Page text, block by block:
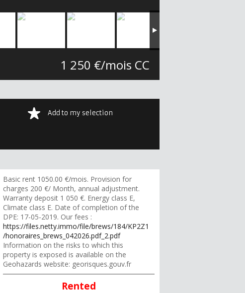
1 250 €/mois CC
Add to my selection
Basic rent 1050.00 €/mois. Provision for
charges 200 €/ Month, annual adjustment.
Warranty deposit 1 050 €. Energy class E,
Climate class E. Date of completion of the
DPE: 17-05-2019. Our fees :
https://files.netty.immo/file/brews/184/KP2Z1
/honoraires_brews_042026.pdf_2.pdf
Information on the risks to which this
property is exposed is available on the
Geohazards website: georisques.gouv.fr
Rented